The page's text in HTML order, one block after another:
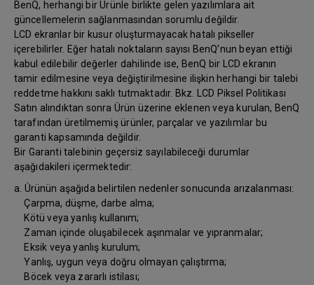
BenQ, herhangi bir Ürünle birlikte gelen yazılımlara ait
güncellemelerin sağlanmasından sorumlu değildir.
LCD ekranlar bir kusur oluşturmayacak hatalı pikseller
içerebilirler. Eğer hatalı noktaların sayısı BenQ’nun beyan ettiği
kabul edilebilir değerler dahilinde ise, BenQ bir LCD ekranın
tamir edilmesine veya değiştirilmesine ilişkin herhangi bir talebi
reddetme hakkını saklı tutmaktadır. Bkz. LCD Piksel Politikası
Satın alındıktan sonra Ürün üzerine eklenen veya kurulan, BenQ
tarafından üretilmemiş ürünler, parçalar ve yazılımlar bu
garanti kapsamında değildir.
Bir Garanti talebinin geçersiz sayılabileceği durumlar
aşağıdakileri içermektedir:
a. Ürünün aşağıda belirtilen nedenler sonucunda arızalanması:
Çarpma, düşme, darbe alma;
Kötü veya yanlış kullanım;
Zaman içinde oluşabilecek aşınmalar ve yıpranmalar;
Eksik veya yanlış kurulum;
Yanlış, uygun veya doğru olmayan çalıştırma;
Böcek veya zararlı istilası;